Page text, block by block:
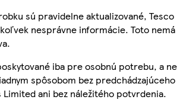
sú pravidelne aktualizované, Tesco
nesprávne informácie. Toto
iba pre osobnú potrebu, a
spôsobom bez predchádzajúceho
Limited ani bez náležitého potvrdenia.